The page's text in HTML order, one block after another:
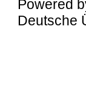
Powered
Deutsche